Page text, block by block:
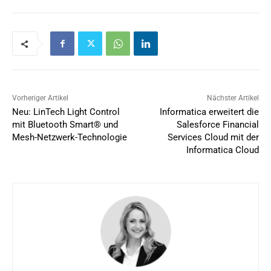
Vorheriger Artikel
Neu: LinTech Light Control
mit Bluetooth Smart® und
Mesh-Netzwerk-Technologie
Nächster Artikel
Informatica erweitert die
Salesforce Financial
Services Cloud mit der
Informatica Cloud